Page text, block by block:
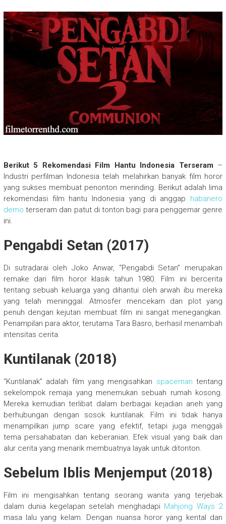
Berikut 5 Rekomendasi Film Hantu Indonesia Terseram –
Industri perfilman Indonesia telah melahirkan banyak film horor
yang sukses membuat penonton merinding. Berikut adalah lima
rekomendasi film hantu Indonesia yang di anggap habanero
demo terseram dan patut di tonton bagi para penggemar genre
ini.
Pengabdi Setan (2017)
Di sutradarai oleh Joko Anwar, “Pengabdi Setan” merupakan
remake dari film horor klasik tahun 1980. Film ini bercerita
tentang sebuah keluarga yang dihantui oleh arwah ibu mereka
yang telah meninggal. Atmosfer mencekam dan plot yang
penuh dengan kejutan membuat film ini sangat menegangkan.
Penampilan para aktor, terutama Tara Basro, berhasil menambah
intensitas cerita.
Kuntilanak (2018)
“Kuntilanak” adalah film yang mengisahkan spaceman tentang
sekelompok remaja yang menemukan sebuah rumah kosong.
Mereka kemudian terlibat dalam berbagai kejadian aneh yang
berhubungan dengan sosok kuntilanak. Film ini tidak hanya
menampilkan jump scare yang efektif, tetapi juga menggali
tema persahabatan dan keberanian. Efek visual yang baik dan
alur cerita yang menarik membuatnya layak untuk ditonton.
Sebelum Iblis Menjemput (2018)
Film ini mengisahkan tentang seorang wanita yang terjebak
dalam dunia kegelapan setelah menghadapi Mahjong Ways 2
masa lalu yang kelam. Dengan nuansa horor yang kental dan